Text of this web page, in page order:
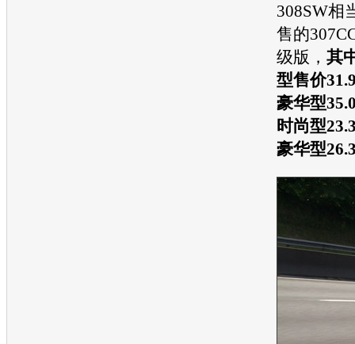
308SW相
售的
级版， 其
型售价
豪华型
时尚型
豪华型